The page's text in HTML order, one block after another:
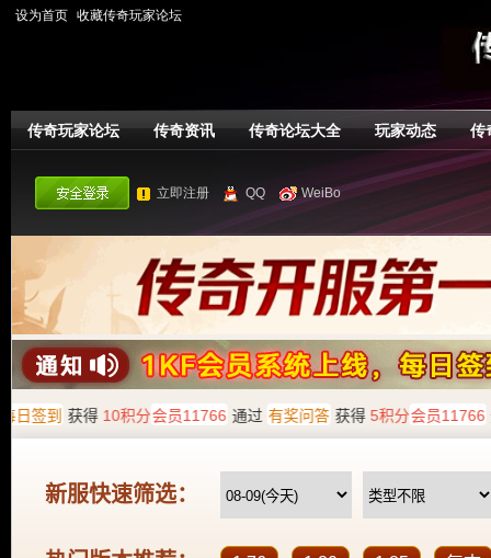
设为首页 收藏传奇玩家论坛
传奇玩家论坛 传奇资讯 传奇论坛大全 玩家动态 传
立即注册 QQ WeiBo